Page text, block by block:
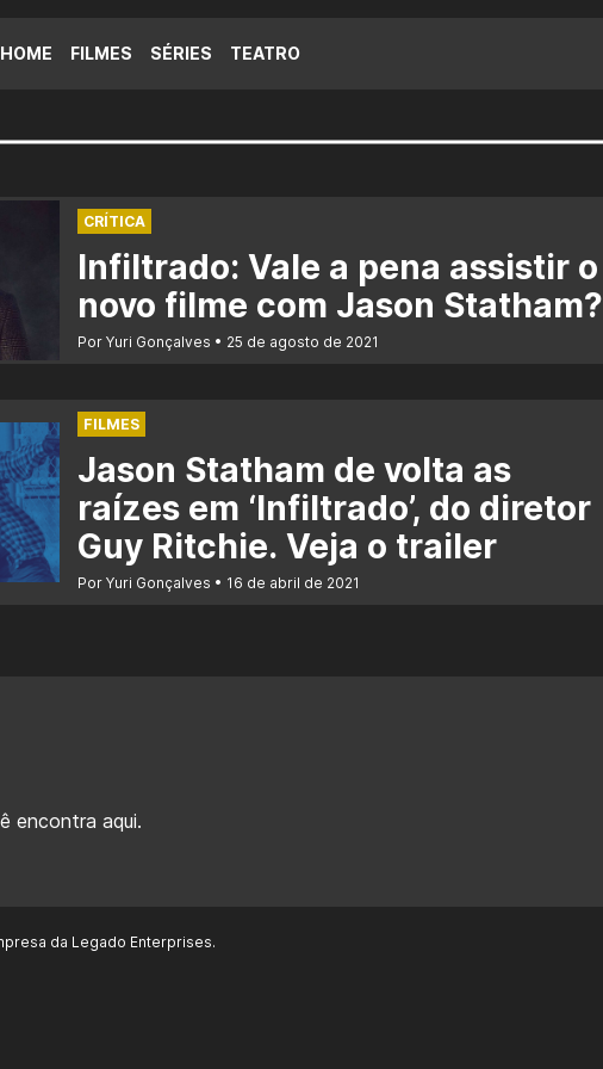
HOME FILMES SÉRIES TEATRO
CRÍTICA
Infiltrado: Vale a pena assistir o
novo filme com Jason Statham?
Por Yuri Gonçalves 25 de agosto de 2021
FILMES
Jason Statham de volta as
raízes em ‘Infiltrado’, do diretor
Guy Ritchie. Veja o trailer
Por Yuri Gonçalves 16 de abril de 2021
encontra aqui.
da Legado Enterprises.